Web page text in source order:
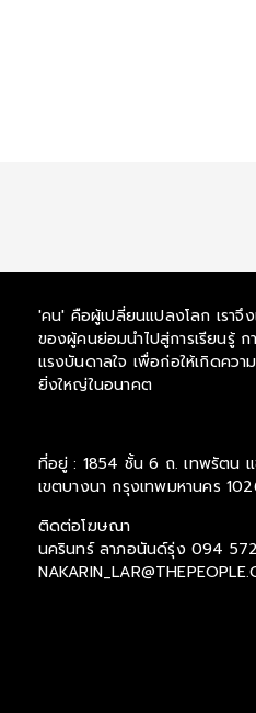
'คน' คือผู้เปลี่ยนแปลงโลก เราจึง
ของผู้คนย่อมนำไปสู่การเรียนรู้
แรงบันดาลใจ เพื่อก่อให้เกิดคว
ยิ่งใหญ่ในอนาคต
ที่อยู่ : 1854 ชั้น 6 ถ. เทพรัตน แ
เขตบางนา กรุงเทพมหานคร
ติดต่อโฆษณา
นครินทร์ ลาภอนันด์รุ่ง 094